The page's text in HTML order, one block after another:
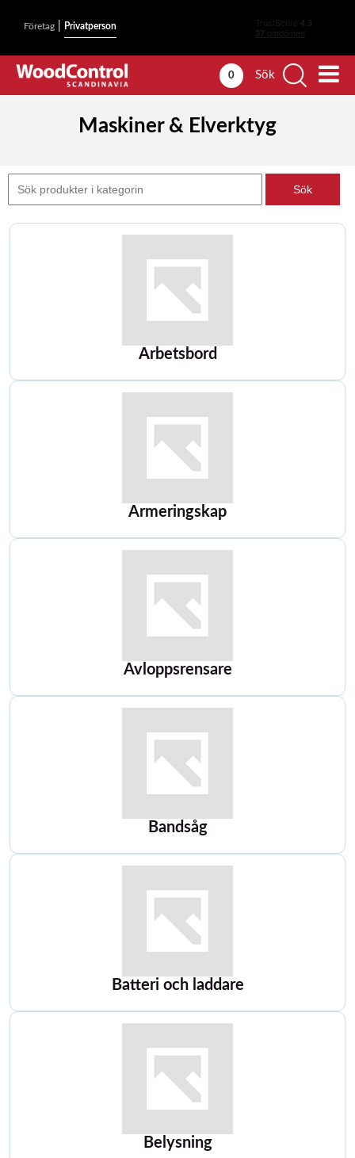
Företag Privatperson
0 Sök
Maskiner & Elverktyg
Arbetsbord
Armeringskap
Avloppsrensare
Bandsåg
Batteri och laddare
Belysning